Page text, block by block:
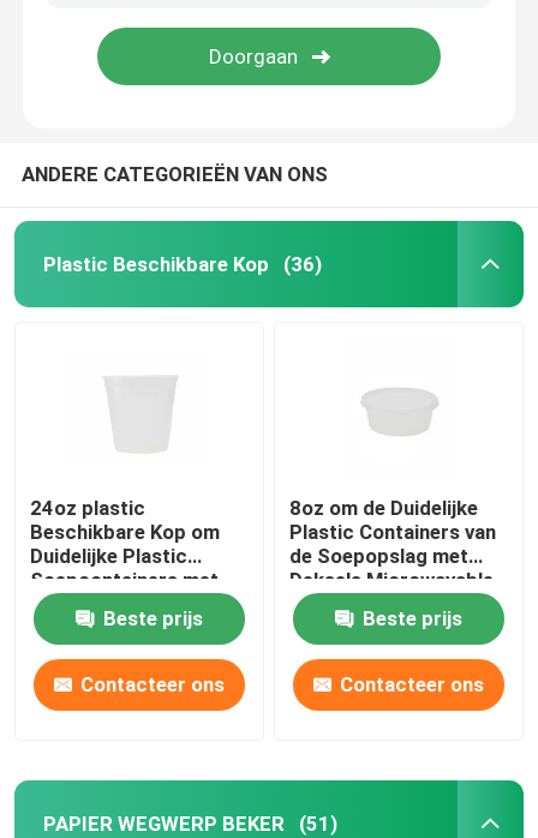
ANDERE CATEGORIEËN VAN ONS
Plastic Beschikbare Kop (36)
24oz plastic
Beschikbare Kop om
Duidelijke Plastic
Soepcontainers met
Deksels Microwavable
4 1/2“ X 4 1/2“ X 4 1/4“
Beste prijs
Contacteer ons
8oz om de Duidelijke
Plastic Containers van
de Soepopslag met
Deksels Microwavable
4 1/2“ X 4 1/2“ X 1 3/4“
Beste prijs
Contacteer ons
PAPIER WEGWERP BEKER (51)